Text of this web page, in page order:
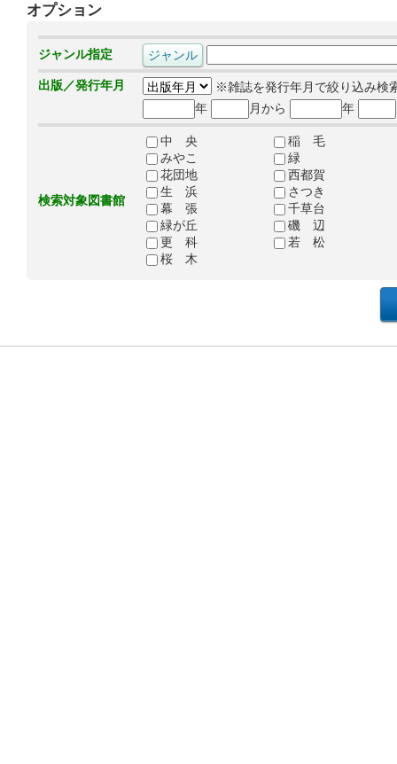
オプション
ジャンル指定
出版／発行年月
※雑誌を発行年月で絞り込み検
年
月から 年
検索対象図書館
中 央
稲 毛
みやこ
緑
花団地
西都賀
生 浜
さつき
幕 張
千草台
緑が丘
磯 辺
更 科
若 松
桜 木